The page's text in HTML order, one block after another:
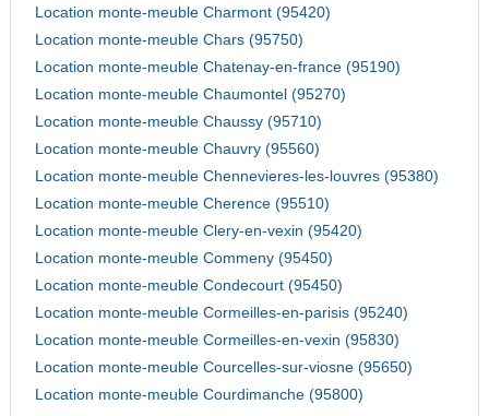
Location monte-meuble Charmont (95420)
Location monte-meuble Chars (95750)
Location monte-meuble Chatenay-en-france (95190)
Location monte-meuble Chaumontel (95270)
Location monte-meuble Chaussy (95710)
Location monte-meuble Chauvry (95560)
Location monte-meuble Chennevieres-les-louvres (95380)
Location monte-meuble Cherence (95510)
Location monte-meuble Clery-en-vexin (95420)
Location monte-meuble Commeny (95450)
Location monte-meuble Condecourt (95450)
Location monte-meuble Cormeilles-en-parisis (95240)
Location monte-meuble Cormeilles-en-vexin (95830)
Location monte-meuble Courcelles-sur-viosne (95650)
Location monte-meuble Courdimanche (95800)